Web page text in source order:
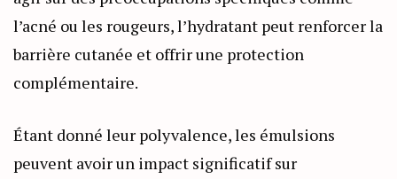
l’acné ou les rougeurs, l’hydratant peut renforcer la
barrière cutanée et offrir une protection
complémentaire.
Étant donné leur polyvalence, les émulsions
peuvent avoir un impact significatif sur